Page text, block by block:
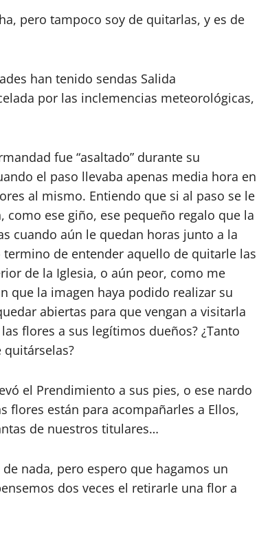
pero tampoco soy de quitarlas, y es de
han tenido sendas Salida
por las inclemencias meteorológicas,
fue “asaltado” durante su
el paso llevaba apenas media hora en
al mismo. Entiendo que si al paso se le
ese giño, ese pequeño regalo que la
cuando aún le quedan horas junto a la
de entender aquello de quitarle las
de la Iglesia, o aún peor, como me
que la imagen haya podido realizar su
abiertas para que vengan a visitarla
flores a sus legítimos dueños? ¿Tanto
el Prendimiento a sus pies, o ese nardo
flores están para acompañarles a Ellos,
de nuestros titulares…
nada, pero espero que hagamos un
dos veces el retirarle una flor a